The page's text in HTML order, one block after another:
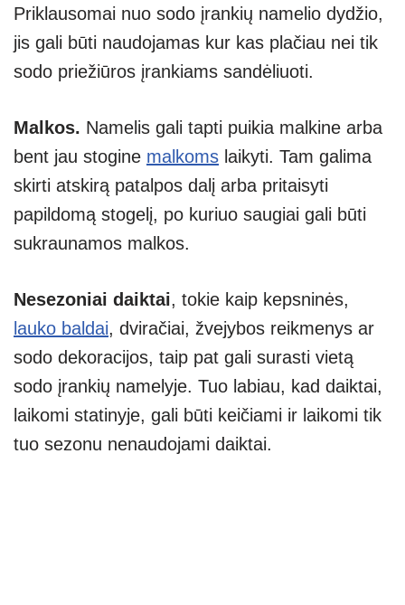
Priklausomai nuo sodo įrankių namelio dydžio,
jis gali būti naudojamas kur kas plačiau nei tik
sodo priežiūros įrankiams sandėliuoti.
Malkos. Namelis gali tapti puikia malkine arba
bent jau stogine malkoms laikyti. Tam galima
skirti atskirą patalpos dalį arba pritaisyti
papildomą stogelį, po kuriuo saugiai gali būti
sukraunamos malkos.
Nesezoniai daiktai, tokie kaip kepsninės,
lauko baldai, dviračiai, žvejybos reikmenys ar
sodo dekoracijos, taip pat gali surasti vietą
sodo įrankių namelyje. Tuo labiau, kad daiktai,
laikomi statinyje, gali būti keičiami ir laikomi tik
tuo sezonu nenaudojami daiktai.